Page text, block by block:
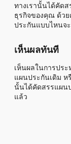
ทางเรานั้นได้คัด
ธุรกิจของคุณ ด้วย
ประกันแบบไหนจ
เห็นผลทันที
เห็นผลในการปร
แผนประกันเดิม ห
นั้นได้คัดสรรแผน
แล้ว